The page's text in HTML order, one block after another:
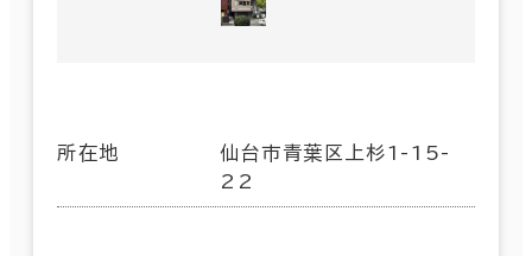
所在地
仙台市青葉区上杉1-15-
22